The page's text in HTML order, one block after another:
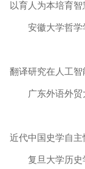
以育人为本培育
安徽大学哲学
翻译研究在人工
广东外语外贸
近代中国史学自
复旦大学历史